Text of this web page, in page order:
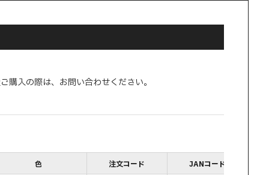
入の際は、お問い合わせください。
色 注文コード JANコード